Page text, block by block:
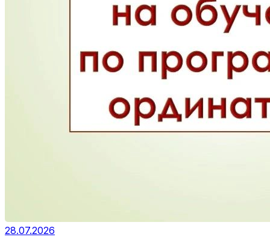
28.07.2026